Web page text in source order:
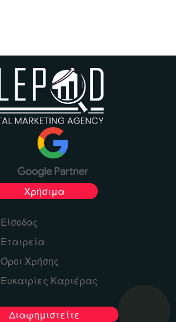
Χρήσιμα
Είσοδος
Εταιρεία
Όροι Χρήσης
Ευκαιρίες Καριέρας
Διαφημιστείτε